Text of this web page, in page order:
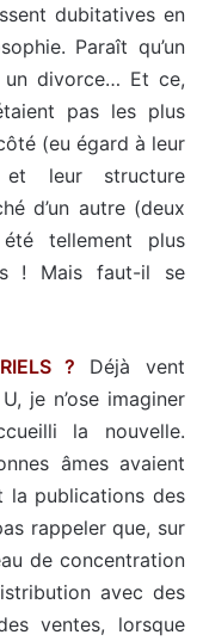
dubitatives en
Paraît qu’un
un divorce… Et ce,
pas les plus
(eu égard à leur
et leur structure
d’un autre (deux
tellement plus
! Mais faut-il se
? Déjà vent
je n’ose imaginer
la nouvelle.
âmes avaient
la publications des
rappeler que, sur
de concentration
avec des
ventes, lorsque